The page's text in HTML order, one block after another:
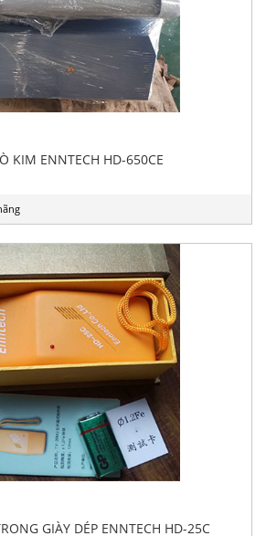
KIM ENNTECH HD-650CE
GIÀY DÉP ENNTECH HD-25C